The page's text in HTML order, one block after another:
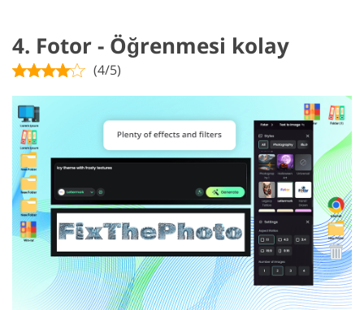
4. Fotor - Öğrenmesi kolay
(4/5)